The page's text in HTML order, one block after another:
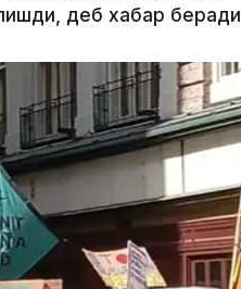
деб хабар беради